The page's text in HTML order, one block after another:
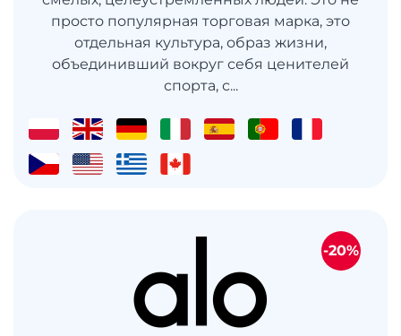
просто популярная торговая марка, это
отдельная культура, образ жизни,
объединивший вокруг себя ценителей
спорта, с...
-20%